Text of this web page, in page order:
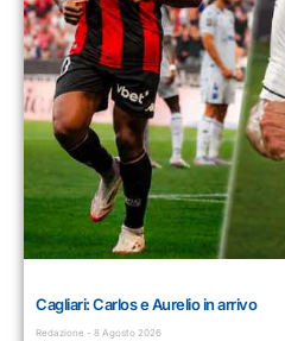
Cagliari: Carlos e Aurelio in arrivo
Redazione 8 Agosto 2026